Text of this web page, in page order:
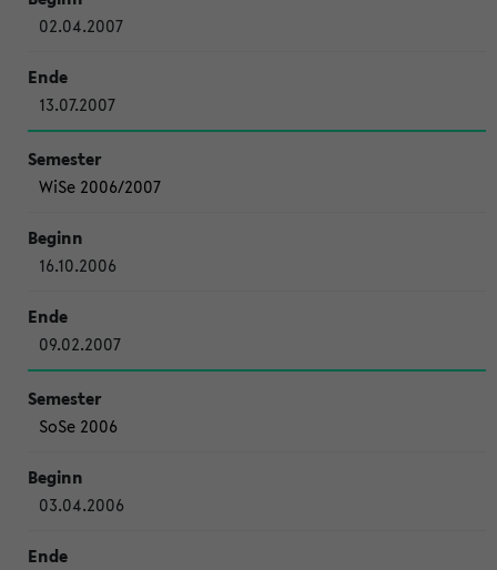
02.04.2007
13.07.2007
WiSe 2006/2007
16.10.2006
09.02.2007
SoSe 2006
03.04.2006